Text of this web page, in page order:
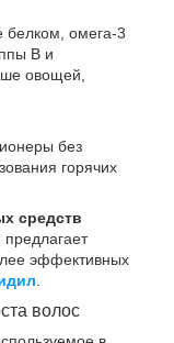
белком, омега-3
B и
овощей,
без
горячих
средств
эффективных
волос